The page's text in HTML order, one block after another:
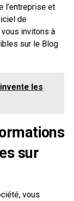
l’entreprise et
de
invitons à
sur le Blog
les
sur
vous